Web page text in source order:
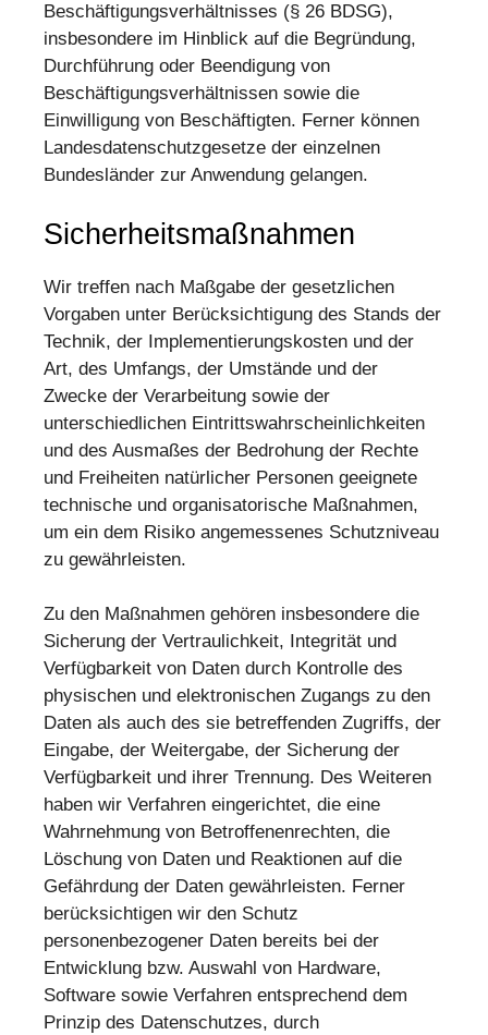
Beschäftigungsverhältnisses (§ 26 BDSG),
insbesondere im Hinblick auf die Begründung,
Durchführung oder Beendigung von
Beschäftigungsverhältnissen sowie die
Einwilligung von Beschäftigten. Ferner können
Landesdatenschutzgesetze der einzelnen
Bundesländer zur Anwendung gelangen.
Sicherheitsmaßnahmen
Wir treffen nach Maßgabe der gesetzlichen
Vorgaben unter Berücksichtigung des Stands der
Technik, der Implementierungskosten und der
Art, des Umfangs, der Umstände und der
Zwecke der Verarbeitung sowie der
unterschiedlichen Eintrittswahrscheinlichkeiten
und des Ausmaßes der Bedrohung der Rechte
und Freiheiten natürlicher Personen geeignete
technische und organisatorische Maßnahmen,
um ein dem Risiko angemessenes Schutzniveau
zu gewährleisten.
Zu den Maßnahmen gehören insbesondere die
Sicherung der Vertraulichkeit, Integrität und
Verfügbarkeit von Daten durch Kontrolle des
physischen und elektronischen Zugangs zu den
Daten als auch des sie betreffenden Zugriffs, der
Eingabe, der Weitergabe, der Sicherung der
Verfügbarkeit und ihrer Trennung. Des Weiteren
haben wir Verfahren eingerichtet, die eine
Wahrnehmung von Betroffenenrechten, die
Löschung von Daten und Reaktionen auf die
Gefährdung der Daten gewährleisten. Ferner
berücksichtigen wir den Schutz
personenbezogener Daten bereits bei der
Entwicklung bzw. Auswahl von Hardware,
Software sowie Verfahren entsprechend dem
Prinzip des Datenschutzes, durch